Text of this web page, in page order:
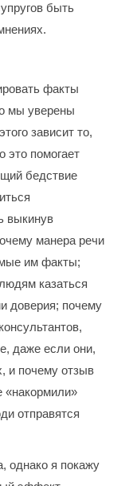
быть
факты
мы уверены
зависит то,
это помогает
бедствие
выкинув
манера речи
им факты;
казаться
доверия; почему
даже если они,
и почему отзыв
«накормили»
отправятся
однако я покажу